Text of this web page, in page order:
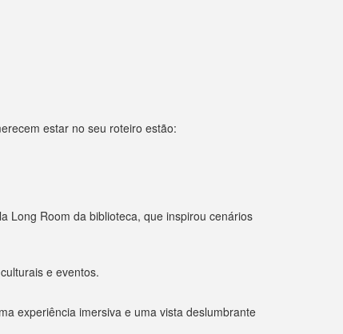
estar no seu roteiro estão:
Long Room da biblioteca, que inspirou cenários
e eventos.
experiência imersiva e uma vista deslumbrante